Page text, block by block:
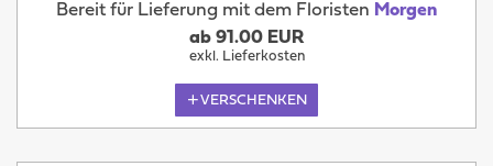
Bereit für Lieferung mit dem Floristen Morgen
ab 91.00 EUR
exkl. Lieferkosten
VERSCHENKEN